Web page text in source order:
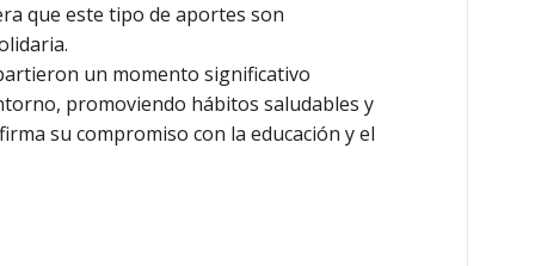
que este tipo de aportes son
un momento significativo
promoviendo hábitos saludables y
su compromiso con la educación y el